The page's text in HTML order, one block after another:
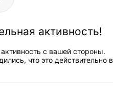
активность!
с вашей стороны.
что это действительно